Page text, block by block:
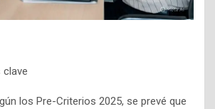
clave
los Pre-Criterios 2025, se prevé que